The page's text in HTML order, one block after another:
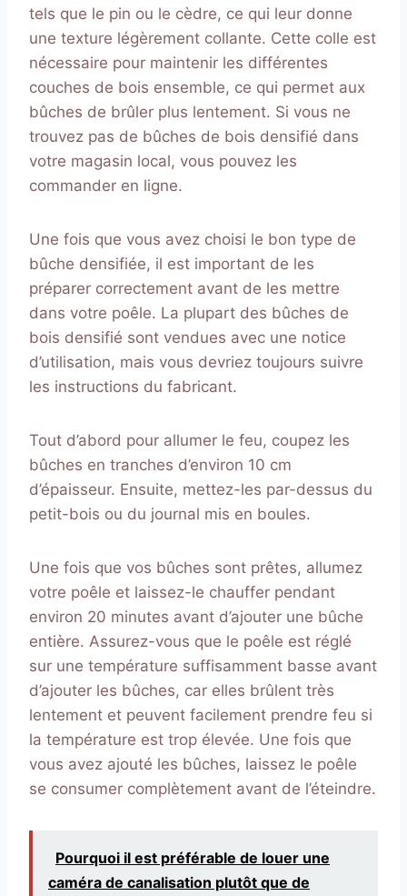
tels que le pin ou le cèdre, ce qui leur donne
une texture légèrement collante. Cette colle est
nécessaire pour maintenir les différentes
couches de bois ensemble, ce qui permet aux
bûches de brûler plus lentement. Si vous ne
trouvez pas de bûches de bois densifié dans
votre magasin local, vous pouvez les
commander en ligne.
Une fois que vous avez choisi le bon type de
bûche densifiée, il est important de les
préparer correctement avant de les mettre
dans votre poêle. La plupart des bûches de
bois densifié sont vendues avec une notice
d’utilisation, mais vous devriez toujours suivre
les instructions du fabricant.
Tout d’abord pour allumer le feu, coupez les
bûches en tranches d’environ 10 cm
d’épaisseur. Ensuite, mettez-les par-dessus du
petit-bois ou du journal mis en boules.
Une fois que vos bûches sont prêtes, allumez
votre poêle et laissez-le chauffer pendant
environ 20 minutes avant d’ajouter une bûche
entière. Assurez-vous que le poêle est réglé
sur une température suffisamment basse avant
d’ajouter les bûches, car elles brûlent très
lentement et peuvent facilement prendre feu si
la température est trop élevée. Une fois que
vous avez ajouté les bûches, laissez le poêle
se consumer complètement avant de l’éteindre.
Pourquoi il est préférable de louer une
caméra de canalisation plutôt que de